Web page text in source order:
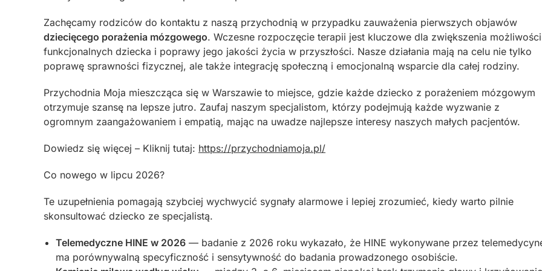
Zachęcamy rodziców do kontaktu z naszą przychodnią w przypadku zauważenia pierwszych objawów
dziecięcego porażenia mózgowego. Wczesne rozpoczęcie terapii jest kluczowe dla zwiększenia możliwości
funkcjonalnych dziecka i poprawy jego jakości życia w przyszłości. Nasze działania mają na celu nie tylko
poprawę sprawności fizycznej, ale także integrację społeczną i emocjonalną wsparcie dla całej rodziny.
Przychodnia Moja mieszcząca się w Warszawie to miejsce, gdzie każde dziecko z porażeniem mózgowym
otrzymuje szansę na lepsze jutro. Zaufaj naszym specjalistom, którzy podejmują każde wyzwanie z
ogromnym zaangażowaniem i empatią, mając na uwadze najlepsze interesy naszych małych pacjentów.
Dowiedz się więcej – Kliknij tutaj: https://przychodniamoja.pl/
Co nowego w lipcu 2026?
Te uzupełnienia pomagają szybciej wychwycić sygnały alarmowe i lepiej zrozumieć, kiedy warto pilnie
skonsultować dziecko ze specjalistą.
Telemedyczne HINE w 2026 — badanie z 2026 roku wykazało, że HINE wykonywane przez
ma porównywalną specyficzność i sensytywność do badania prowadzonego osobiście.